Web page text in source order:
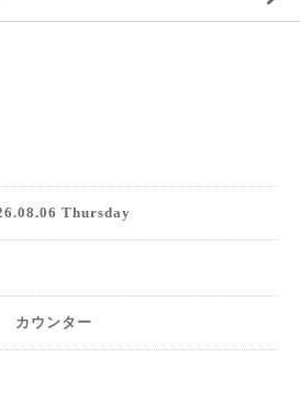
Thursday
カウンター